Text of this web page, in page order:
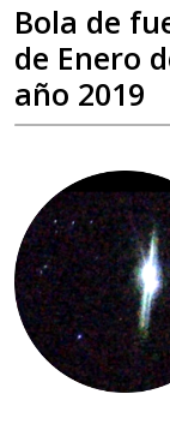
Bola de
de Enero
año 2019